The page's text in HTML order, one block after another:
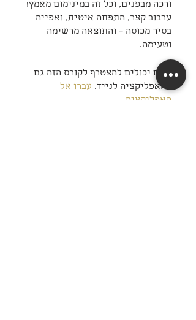
ורכה מבפנים, וכל זה במינימום מאמץ!
ערבוב קצר, התפחה איטית, ואפייה
בסיר מכוסה – והתוצאה מרשימה
וטעימה.
אתם יכולים להצטרף לקורס הזה גם
מהאפליקציה לנייד. עברו אל
האפליקציה